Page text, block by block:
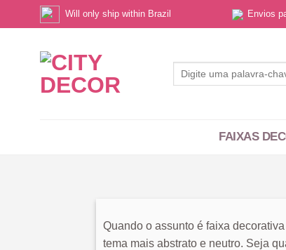
to
Will only ship within Brazil Envios
Pesquisar
FAIXAS
Quando o assunto é faixa
tema mais abstrato e neutro. Seja